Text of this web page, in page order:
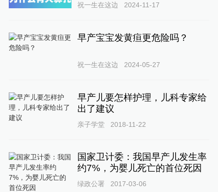
祝一生在这边 2024-11-17
早产宝宝发黄疸更危险吗？
祝一生在这边 2024-05-27
早产儿要怎样护理，儿科专家给
出了建议
亲子学堂 2018-11-22
国家卫计委：我国早产儿发生率
约7%，为婴儿死亡的首位死因
绿政公署 2017-03-06